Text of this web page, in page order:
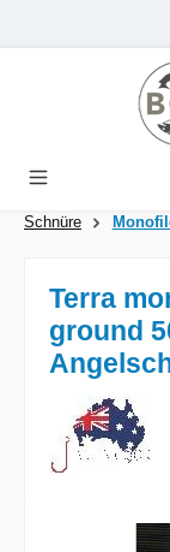
Zum Hauptinhalt
Schnüre
Terra
ground
Bildergalerie